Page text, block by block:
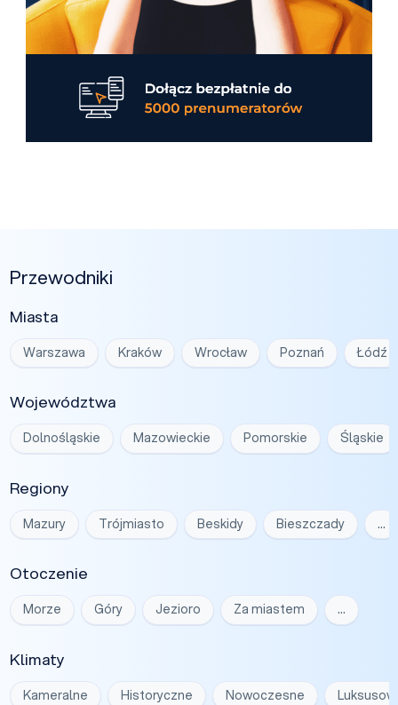
Przewodniki
Miasta
Warszawa Kraków Wrocław Poznań Łódź
Województwa
Dolnośląskie Mazowieckie Pomorskie Śląskie
Regiony
Mazury Trójmiasto Beskidy Bieszczady …
Otoczenie
Morze Góry Jezioro Za miastem …
Klimaty
Kameralne Historyczne Nowoczesne